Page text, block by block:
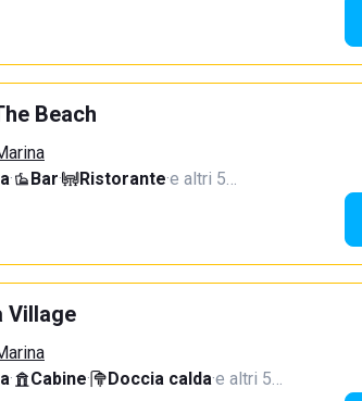
Beach
· Bar· Ristorante·e altri 5…
Village
· Cabine· Doccia calda·e altri 5…